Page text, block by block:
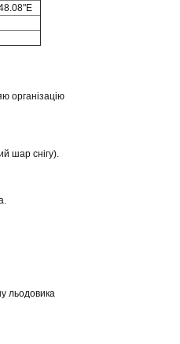
організацію
шар снігу).
льодовика